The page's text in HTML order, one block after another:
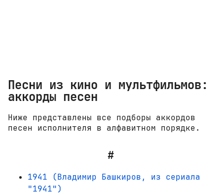
Песни из кино и мультфильмов:
аккорды песен
Ниже представлены все подборы аккордов
песен исполнителя в алфавитном порядке.
#
1941 (Владимир Башкиров, из сериала
"1941")